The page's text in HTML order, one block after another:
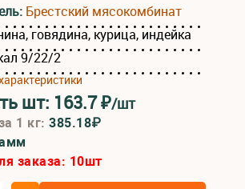
Брестский мясокомбинат
говядина, курица, индейка
9/22/2
шт: 163.7₽/шт
1 кг:385.18₽
заказа: 10шт